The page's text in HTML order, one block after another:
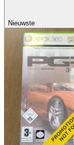
Nieuwste